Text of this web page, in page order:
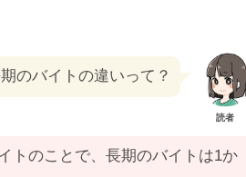
のバイトの違いって？
読者
トのことで、長期のバイトは1か